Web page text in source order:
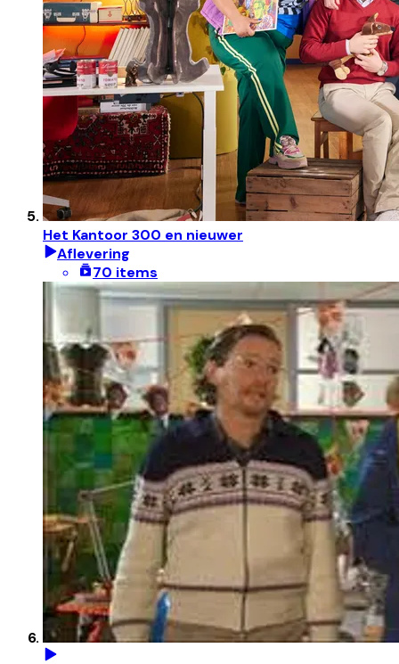
Het Kantoor 300 en nieuwer
Aflevering
70 items